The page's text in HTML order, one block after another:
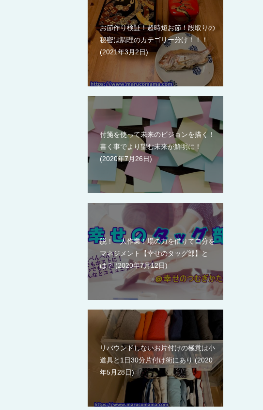
お節作り検証！超時短お節！段取りの
秘密は調理のカテゴリー分け！！！
2021年3月2日
付箋を使って未来のビジョンを描く！
書く事でより望む未来が鮮明に！
2020年7月26日
脱！一人作業！場の力を借りて自分を
マネジメント【幸せのタッグ部】と
は？
2020年7月12日
リバウンドしないお片付けの極意は小
道具と1日30分片付け術にあり
2020
年5月28日